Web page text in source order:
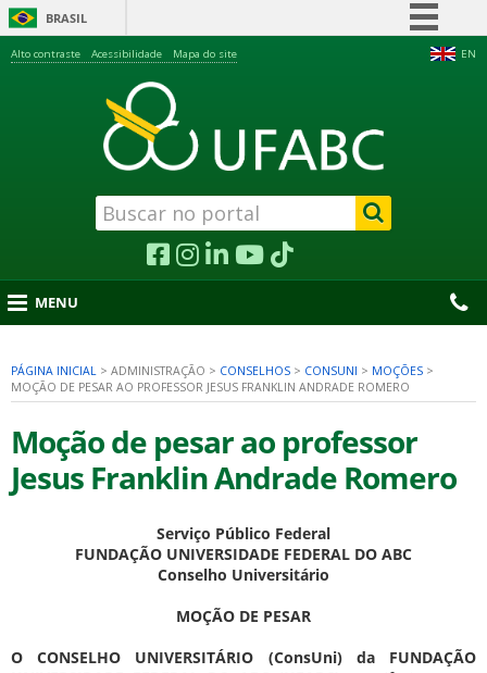
BRASIL
Acesso à informação
Legislação
Canais
EN
Alto contraste Acessibilidade Mapa do site
MENU
PÁGINA INICIAL > ADMINISTRAÇÃO > CONSELHOS > CONSUNI > MOÇÕES >
MOÇÃO DE PESAR AO PROFESSOR JESUS FRANKLIN ANDRADE ROMERO
Moção de pesar ao professor
Jesus Franklin Andrade Romero
Serviço Público Federal
FUNDAÇÃO UNIVERSIDADE FEDERAL DO ABC
Conselho Universitário
MOÇÃO DE PESAR
O CONSELHO UNIVERSITÁRIO (ConsUni) da FUNDAÇÃO